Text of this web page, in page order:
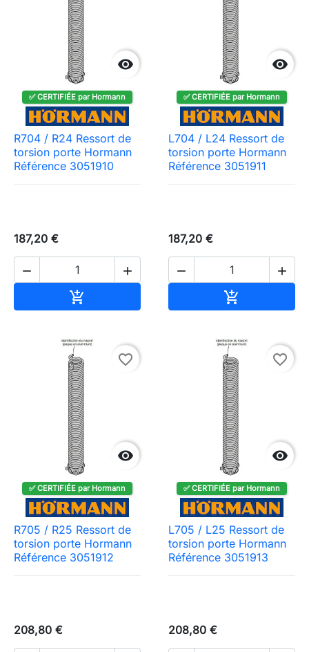

✅ CERTIFIÉE par Hormann
R704 / R24 Ressort de
torsion porte Hormann
Référence 3051910
187,20 €
 


✅ CERTIFIÉE par Hormann
L704 / L24 Ressort de
torsion porte Hormann
Référence 3051911
187,20 €
 


favorite_border
✅ CERTIFIÉE par Hormann
R705 / R25 Ressort de
torsion porte Hormann
Référence 3051912
208,80 €

favorite_border
✅ CERTIFIÉE par Hormann
L705 / L25 Ressort de
torsion porte Hormann
Référence 3051913
208,80 €